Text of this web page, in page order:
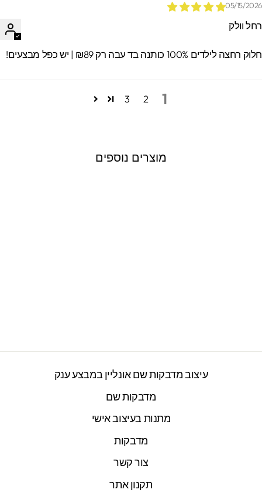
05/15/
וולק
רחצה לילדים 100% כותנה בד עבה רק ₪89 | יש כפל מבצעים!
1
2
3
מוצרים נוספים
עיצוב מדבקות שם אונליין במבצע ענק
מדבקות שם
מתנות בעיצוב אישי
מדבקות
צור קשר
תקנון אתר